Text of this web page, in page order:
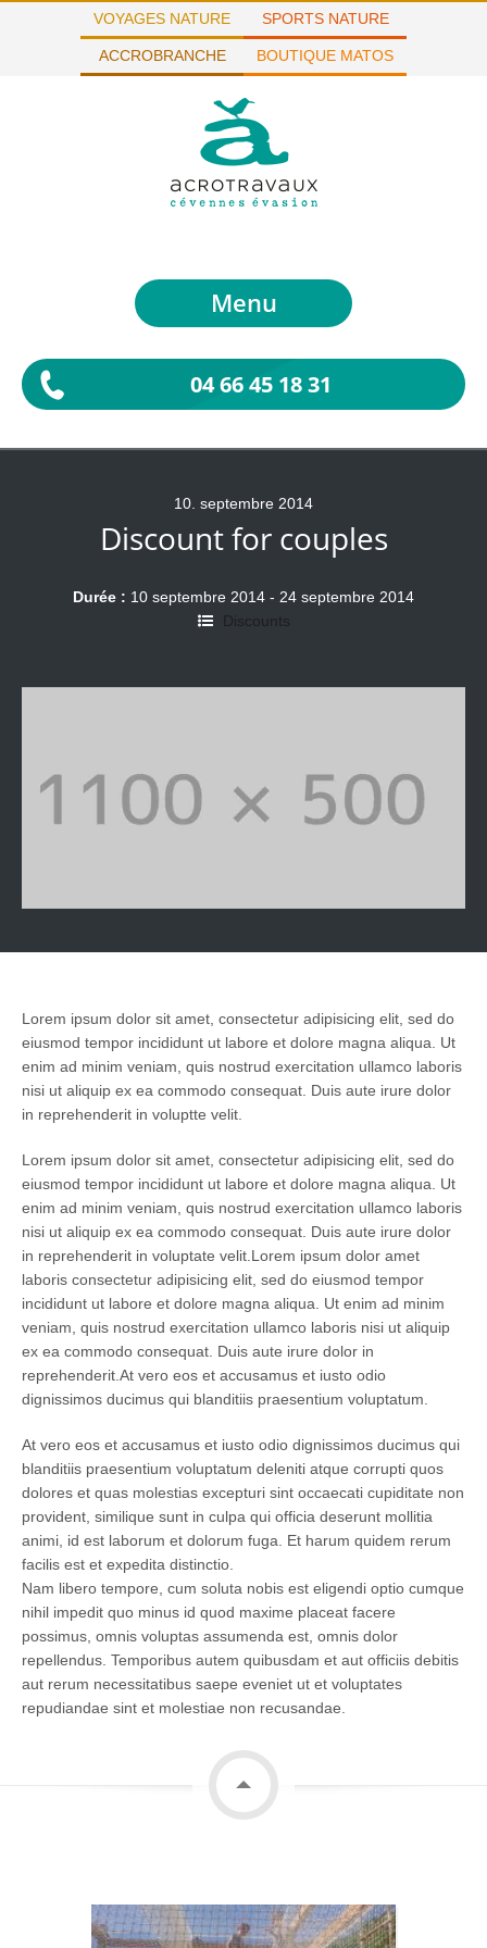
VOYAGES NATURE SPORTS NATURE
ACCROBRANCHE BOUTIQUE MATOS
Menu
04 66 45 18 31
10 septembre 2014
Discount for couples
Durée : 10 septembre 2014 - 24 septembre 2014
Discounts
Lorem ipsum dolor sit amet, consectetur adipisicing elit, sed do
eiusmod tempor incididunt ut labore et dolore magna aliqua. Ut
enim ad minim veniam, quis nostrud exercitation ullamco laboris
nisi ut aliquip ex ea commodo consequat. Duis aute irure dolor
in reprehenderit in voluptte velit.
Lorem ipsum dolor sit amet, consectetur adipisicing elit, sed do
eiusmod tempor incididunt ut labore et dolore magna aliqua. Ut
enim ad minim veniam, quis nostrud exercitation ullamco laboris
nisi ut aliquip ex ea commodo consequat. Duis aute irure dolor
in reprehenderit in voluptate velit.Lorem ipsum dolor amet
laboris consectetur adipisicing elit, sed do eiusmod tempor
incididunt ut labore et dolore magna aliqua. Ut enim ad minim
veniam, quis nostrud exercitation ullamco laboris nisi ut aliquip
ex ea commodo consequat. Duis aute irure dolor in
reprehenderit.At vero eos et accusamus et iusto odio
dignissimos ducimus qui blanditiis praesentium voluptatum.
At vero eos et accusamus et iusto odio dignissimos ducimus qui
blanditiis praesentium voluptatum deleniti atque corrupti quos
dolores et quas molestias excepturi sint occaecati cupiditate non
provident, similique sunt in culpa qui officia deserunt mollitia
animi, id est laborum et dolorum fuga. Et harum quidem rerum
facilis est et expedita distinctio.
Nam libero tempore, cum soluta nobis est eligendi optio cumque
nihil impedit quo minus id quod maxime placeat facere
possimus, omnis voluptas assumenda est, omnis dolor
repellendus. Temporibus autem quibusdam et aut officiis debitis
aut rerum necessitatibus saepe eveniet ut et voluptates
repudiandae sint et molestiae non recusandae.